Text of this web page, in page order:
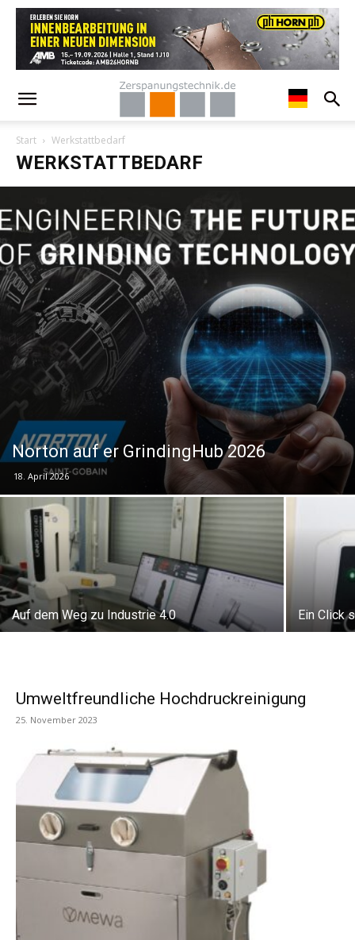
Start Werkstattbedarf
WERKSTATTBEDARF
Norton auf er GrindingHub 2026
18. April 2026
Auf dem Weg zu Industrie 4.0 Ein Click
Umweltfreundliche Hochdruckreinigung
25. November 2023